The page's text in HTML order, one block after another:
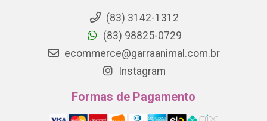
(83) 3142-1312
(83) 98825-0729
ecommerce@garraanimal.com.br
Instagram
Formas de Pagamento